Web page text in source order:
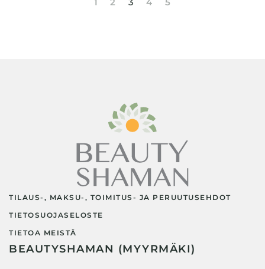
TILAUS-, MAKSU-, TOIMITUS- JA PERUUTUSEHDOT
TIETOSUOJASELOSTE
TIETOA MEISTÄ
BEAUTYSHAMAN (MYYRMÄKI)